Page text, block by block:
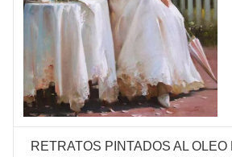
RETRATOS PINTADOS AL